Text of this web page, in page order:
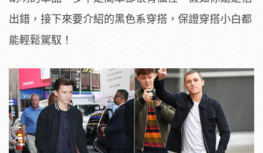
出錯，接下來要介紹的黑色系穿搭，保證穿搭小白都
能輕鬆駕馭！